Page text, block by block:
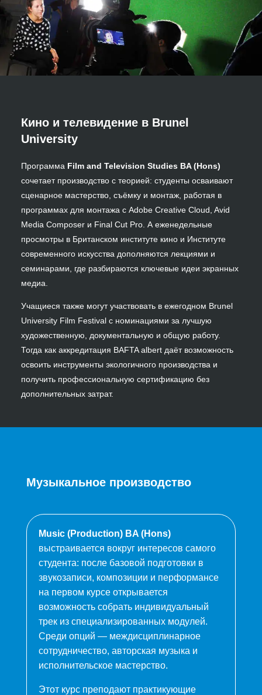
Кино и телевидение в Brunel
University
Программа Film and Television Studies BA (Hons)
сочетает производство с теорией: студенты осваивают
сценарное мастерство, съёмку и монтаж, работая в
программах для монтажа с Adobe Creative Cloud, Avid
Media Composer и Final Cut Pro. А еженедельные
просмотры в Британском институте кино и Институте
современного искусства дополняются лекциями и
семинарами, где разбираются ключевые идеи экранных
медиа.
Учащиеся также могут участвовать в ежегодном Brunel
University Film Festival с номинациями за лучшую
художественную, документальную и общую работу.
Тогда как аккредитация BAFTA albert даёт возможность
освоить инструменты экологичного производства и
получить профессиональную сертификацию без
дополнительных затрат.
Музыкальное производство
Music (Production) BA (Hons)
выстраивается вокруг интересов самого
студента: после базовой подготовки в
звукозаписи, композиции и перформансе
на первом курсе открывается
возможность собрать индивидуальный
трек из специализированных модулей.
Среди опций — междисциплинарное
сотрудничество, авторская музыка и
исполнительское мастерство.
Этот курс преподают практикующие